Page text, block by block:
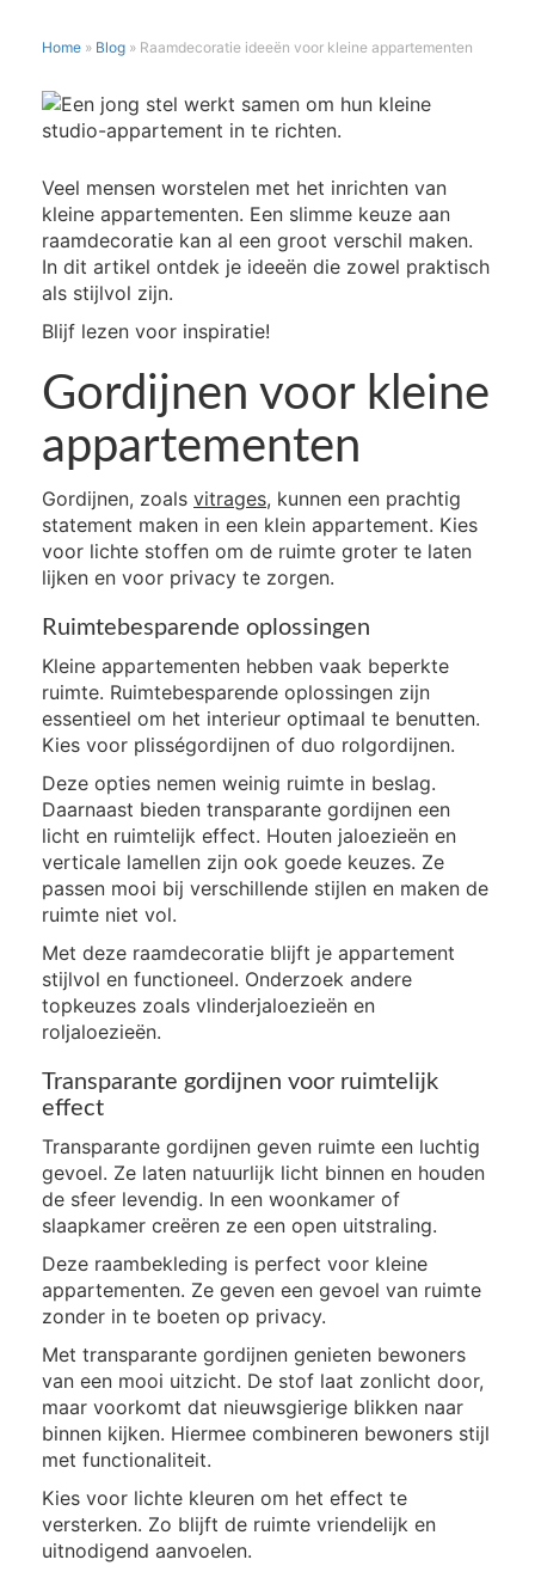
Home » Blog » Raamdecoratie ideeën voor kleine appartementen
RAAMDECORATIE
IDEEËN
VOOR
APPARTEMENTEN
Veel mensen worstelen met het inrichten van
kleine appartementen. Een slimme keuze aan
raamdecoratie kan al een groot verschil maken.
In dit artikel ontdek je ideeën die zowel praktisch
als stijlvol zijn.
Blijf lezen voor inspiratie!
Gordijnen voor kleine
appartementen
Gordijnen, zoals vitrages, kunnen een prachtig
statement maken in een klein appartement. Kies
voor lichte stoffen om de ruimte groter te laten
lijken en voor privacy te zorgen.
Ruimtebesparende oplossingen
Kleine appartementen hebben vaak beperkte
ruimte. Ruimtebesparende oplossingen zijn
essentieel om het interieur optimaal te benutten.
Kies voor plisségordijnen of duo rolgordijnen.
Deze opties nemen weinig ruimte in beslag.
Daarnaast bieden transparante gordijnen een
licht en ruimtelijk effect. Houten jaloezieën en
verticale lamellen zijn ook goede keuzes. Ze
passen mooi bij verschillende stijlen en maken de
ruimte niet vol.
Met deze raamdecoratie blijft je appartement
stijlvol en functioneel. Onderzoek andere
topkeuzes zoals vlinderjaloezieën en
roljaloezieën.
Transparante gordijnen voor ruimtelijk
effect
Transparante gordijnen geven ruimte een luchtig
gevoel. Ze laten natuurlijk licht binnen en houden
de sfeer levendig. In een woonkamer of
slaapkamer creëren ze een open uitstraling.
Deze raambekleding is perfect voor kleine
appartementen. Ze geven een gevoel van ruimte
zonder in te boeten op privacy.
Met transparante gordijnen genieten bewoners
van een mooi uitzicht. De stof laat zonlicht door,
maar voorkomt dat nieuwsgierige blikken naar
binnen kijken. Hiermee combineren bewoners stijl
met functionaliteit.
Kies voor lichte kleuren om het effect te
versterken. Zo blijft de ruimte vriendelijk en
uitnodigend aanvoelen.